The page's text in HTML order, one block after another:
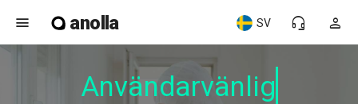
menu anolla person
headset_mic
SV
Användarvänlig